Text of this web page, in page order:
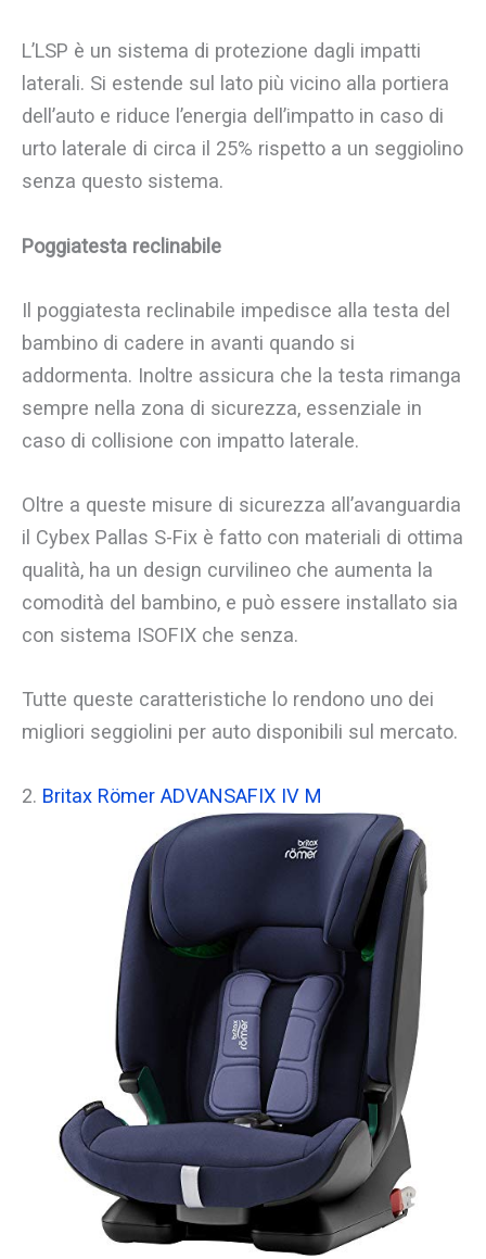
L’LSP è un sistema di protezione dagli impatti
laterali. Si estende sul lato più vicino alla portiera
dell’auto e riduce l’energia dell’impatto in caso di
urto laterale di circa il 25% rispetto a un seggiolino
senza questo sistema.
Poggiatesta reclinabile
Il poggiatesta reclinabile impedisce alla testa del
bambino di cadere in avanti quando si
addormenta. Inoltre assicura che la testa rimanga
sempre nella zona di sicurezza, essenziale in
caso di collisione con impatto laterale.
Oltre a queste misure di sicurezza all’avanguardia
il Cybex Pallas S-Fix è fatto con materiali di ottima
qualità, ha un design curvilineo che aumenta la
comodità del bambino, e può essere installato sia
con sistema ISOFIX che senza.
Tutte queste caratteristiche lo rendono uno dei
migliori seggiolini per auto disponibili sul mercato.
2. Britax Römer ADVANSAFIX IV M